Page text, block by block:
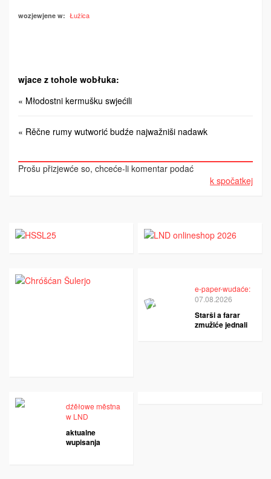
wozjewjene w: Łužica
wjace z tohole wobłuka:
« Młodostni kermušku swjećili
« Rěčne rumy wutworić budźe najwažniši nadawk
Prošu přizjewće so, chceće-li komentar podać
k spočatkej
e-paper-wudaće:
07.08.2026
Starši a farar
zmužiće jednali
dźěłowe městna
w LND
aktualne
wupisanja